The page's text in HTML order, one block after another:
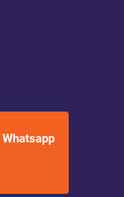
Whatsapp